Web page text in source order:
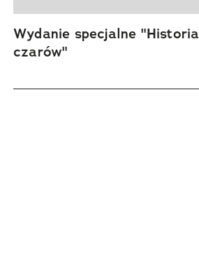
Wydanie specjalne "Historia
czarów"